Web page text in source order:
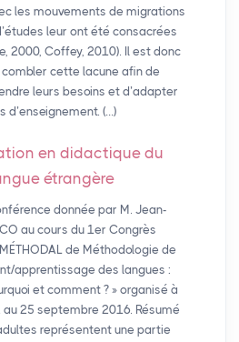
les mouvements de migrations
leur ont été consacrées
2000, Coffey, 2010). Il est donc
cette lacune afin de
leurs besoins et d’adapter
d’enseignement. (…)
en didactique du
étrangère
donnée par M. Jean-
au cours du 1er Congrès
de Méthodologie de
apprentissage des langues :
et comment ? » organisé à
au 25 septembre 2016. Résumé
représentent une partie